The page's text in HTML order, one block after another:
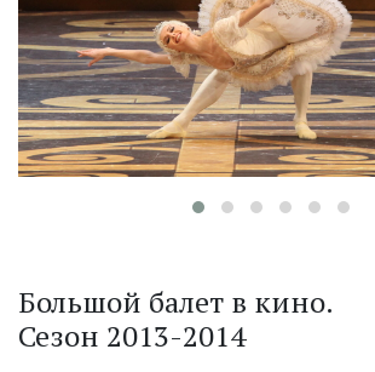
Большой балет в кино.
Сезон 2013-2014